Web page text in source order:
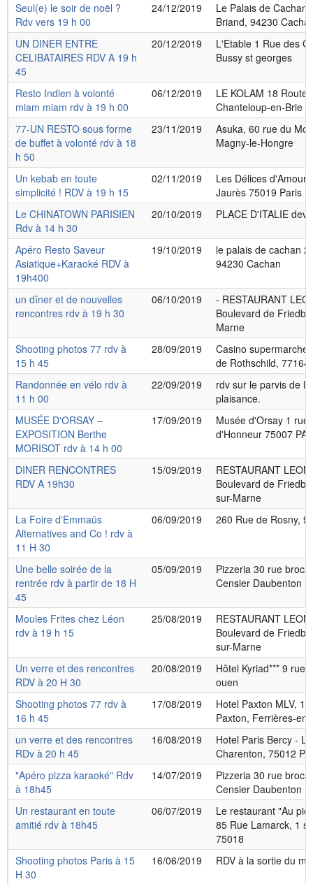
Seul(e) le soir de noël ?
Rdv vers 19 h 00
24/12/2019
Le Palais de Cachan
Briand, 94230
UN DINER ENTRE
CELIBATAIRES RDV A 19 h
45
20/12/2019
L'Etable 1 Rue des
Bussy st georges
Resto Indien à volonté
miam miam rdv à 19 h 00
06/12/2019
LE KOLAM 18 Route
Chanteloup-en-Brie
77-UN RESTO sous forme
de buffet à volonté rdv à 18
h 50
23/11/2019
Asuka, 60 rue du
Magny-le-Hongre
Un kebab en toute
simplicité ! RDV à 19 h 15
02/11/2019
Les Délices d'Amour
Jaurès 75019 Paris
Le CHINATOWN PARISIEN
Rdv à 14 h 30
20/10/2019 PLACE D'ITALIE
Apéro Resto Saveur
Asiatique+Karaoké RDV à
19h400
19/10/2019
le palais de cachan
94230 Cachan
un dîner et de nouvelles
rencontres rdv à 19 h 30
06/10/2019
- RESTAURANT
Boulevard de
Marne
Shooting photos 77 rdv à
15 h 45
28/09/2019
Casino supermarché
de Rothschild,
Randonnée en vélo rdv à
11 h 00
22/09/2019
rdv sur le parvis de
plaisance.
MUSÉE D'ORSAY –
EXPOSITION Berthe
MORISOT rdv à 14 h 00
17/09/2019
Musée d'Orsay 1 rue
d'Honneur 75007
DINER RENCONTRES
RDV A 19h30
15/09/2019
RESTAURANT
Boulevard de
sur-Marne
La Foire d'Emmaüs
Alternatives and Co ! rdv à
11 H 30
06/09/2019 260 Rue de Rosny,
Une belle soirée de la
rentrée rdv à partir de 18 H
45
05/09/2019
Pizzeria 30 rue broca
Censier Daubenton
Moules Frites chez Léon
rdv à 19 h 15
25/08/2019
RESTAURANT
Boulevard de
sur-Marne
Un verre et des rencontres
RDV à 20 H 30
20/08/2019
Hôtel Kyriad*** 9 rue
ouen
Shooting photos 77 rdv à
16 h 45
17/08/2019
Hotel Paxton MLV, 1
Paxton, Ferrières-
un verre et des rencontres
RDv à 20 h 45
16/08/2019
Hotel Paris Bercy -
Charenton, 75012
"Apéro pizza karaoké" Rdv
à 18h45
14/07/2019
Pizzeria 30 rue broca
Censier Daubenton
Un restaurant en toute
amitié rdv à 18h45
06/07/2019
Le restaurant "Au
85 Rue Lamarck, 1
75018
Shooting photos Paris à 15
H 30
16/06/2019 RDV à la sortie du